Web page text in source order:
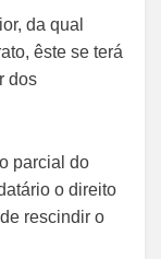
da qual
êste se terá
dos
parcial do
o direito
rescindir o